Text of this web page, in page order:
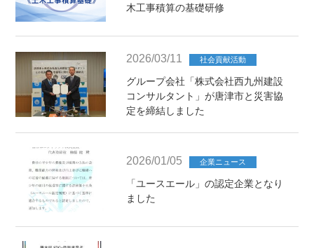
木工事積算の基礎研修
2026/03/11 社会貢献活動
グループ会社「株式会社西九州建設
コンサルタント」が唐津市と災害協
定を締結しました
2026/01/05 企業ニュース
「ユースエール」の認定企業となり
ました